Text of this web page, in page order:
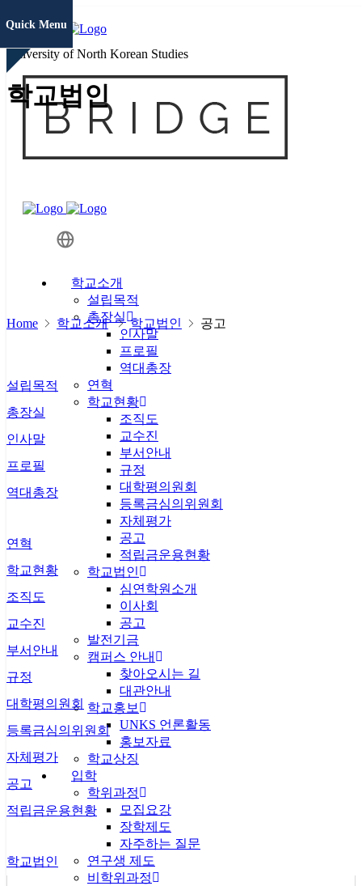
Quick Menu
학생정보
시스템
통일미래 최
JAMS
KCI논문
학교소개
설립목적
총장실
인사말
프로필
역대총장
연혁
학교현황
조직도
교수진
부서안내
규정
대학평의원회
등록금심의위원회
자체평가
공고
적립금운용현황
학교법인
심연학원소개
이사회
공고
발전기금
캠퍼스 안내
찾아오시는 길
대관안내
학교홍보
UNKS 언론활동
홍보자료
학교상징
입학
학위과정
모집요강
장학제도
자주하는 질문
연구생 제도
비학위과정
University of North Korean Studies
학교법인
Home 학교소개 학교법인 공고
설립목적
총장실
인사말
프로필
역대총장
연혁
학교현황
조직도
교수진
부서안내
규정
대학평의원회
등록금심의위원회
자체평가
공고
적립금운용현황
학교법인